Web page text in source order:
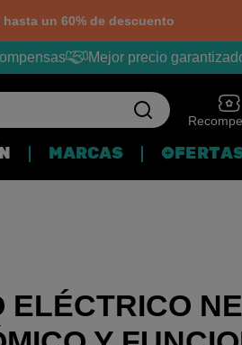
hasta un 60% de descuento
Mejor precio garantizado
MARCAS
ELÉCTRICO